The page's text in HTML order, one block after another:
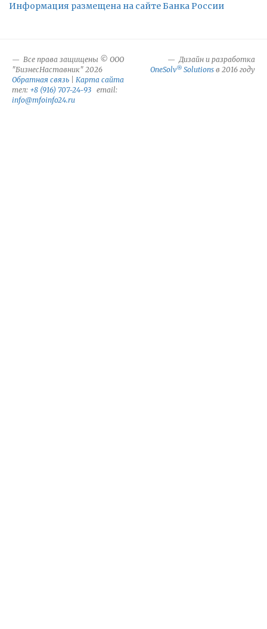
Информация размещена на сайте Банка России
Все права защищены © ООО
"БизнесНаставник" 2026
Обратная связь
Карта сайта
тел: +8 (916) 707-24-93 email:
info@mfoinfo24.ru
Дизайн и разработка
OneSolv® Solutions в 2016 году